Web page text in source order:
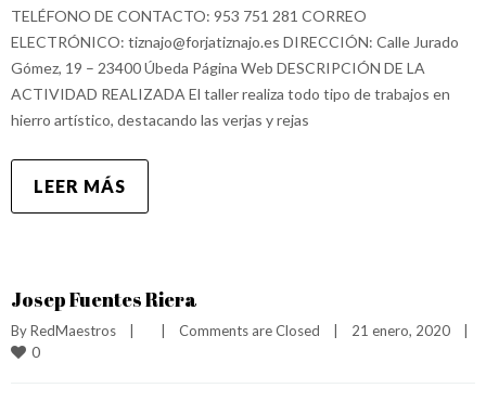
TELÉFONO DE CONTACTO: 953 751 281 CORREO
ELECTRÓNICO: tiznajo@forjatiznajo.es DIRECCIÓN: Calle Jurado
Gómez, 19 – 23400 Úbeda Página Web DESCRIPCIÓN DE LA
ACTIVIDAD REALIZADA El taller realiza todo tipo de trabajos en
hierro artístico, destacando las verjas y rejas
LEER MÁS
Josep Fuentes Riera
By RedMaestros Comments are Closed 21 enero, 2020
0